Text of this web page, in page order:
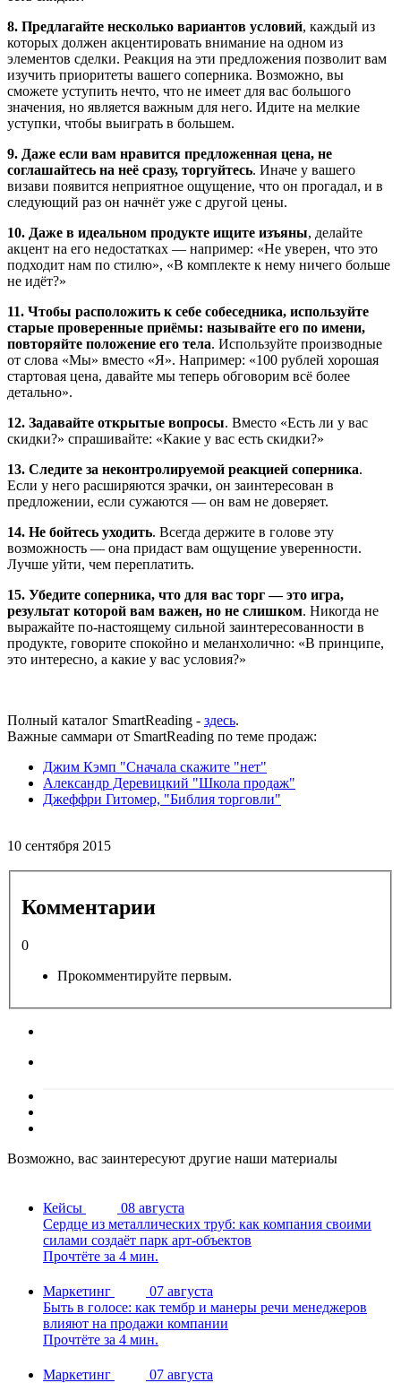
8. Предлагайте несколько вариантов условий, каждый из
которых должен акцентировать внимание на одном из
элементов сделки. Реакция на эти предложения позволит вам
изучить приоритеты вашего соперника. Возможно, вы
сможете уступить нечто, что не имеет для вас большого
значения, но является важным для него. Идите на мелкие
уступки, чтобы выиграть в большем.
9. Даже если вам нравится предложенная цена, не
соглашайтесь на неё сразу, торгуйтесь. Иначе у вашего
визави появится неприятное ощущение, что он прогадал, и в
следующий раз он начнёт уже с другой цены.
10. Даже в идеальном продукте ищите изъяны, делайте
акцент на его недостатках — например: «Не уверен, что это
подходит нам по стилю», «В комплекте к нему ничего больше
не идёт?»
11. Чтобы расположить к себе собеседника, используйте
старые проверенные приёмы: называйте его по имени,
повторяйте положение его тела. Используйте производные
от слова «Мы» вместо «Я». Например: «100 рублей хорошая
стартовая цена, давайте мы теперь обговорим всё более
детально».
12. Задавайте открытые вопросы. Вместо «Есть ли у вас
скидки?» спрашивайте: «Какие у вас есть скидки?»
13. Следите за неконтролируемой реакцией соперника.
Если у него расширяются зрачки, он заинтересован в
предложении, если сужаются — он вам не доверяет.
14. Не бойтесь уходить. Всегда держите в голове эту
возможность — она придаст вам ощущение уверенности.
Лучше уйти, чем переплатить.
15. Убедите соперника, что для вас торг — это игра,
результат которой вам важен, но не слишком. Никогда не
выражайте по-настоящему сильной заинтересованности в
продукте, говорите спокойно и меланхолично: «В принципе,
это интересно, а какие у вас условия?»
Полный каталог SmartReading - здесь.
Важные саммари от SmartReading по теме продаж:
Джим Кэмп "Сначала скажите "нет"
Александр Деревицкий "Школа продаж"
Джеффри Гитомер, "Библия торговли"
10 сентября 2015
Комментарии
0
Прокомментируйте первым.
Возможно, вас заинтересуют другие наши материалы
Кейсы
08 августа
Сердце из металлических труб: как компания своими
силами создаёт парк арт-объектов
Прочтёте за 4 мин.
Маркетинг
07 августа
Быть в голосе: как тембр и манеры речи менеджеров
влияют на продажи компании
Прочтёте за 4 мин.
Маркетинг
07 августа